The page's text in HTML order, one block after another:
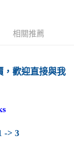
相關推薦
，歡迎直接與我
-> 3